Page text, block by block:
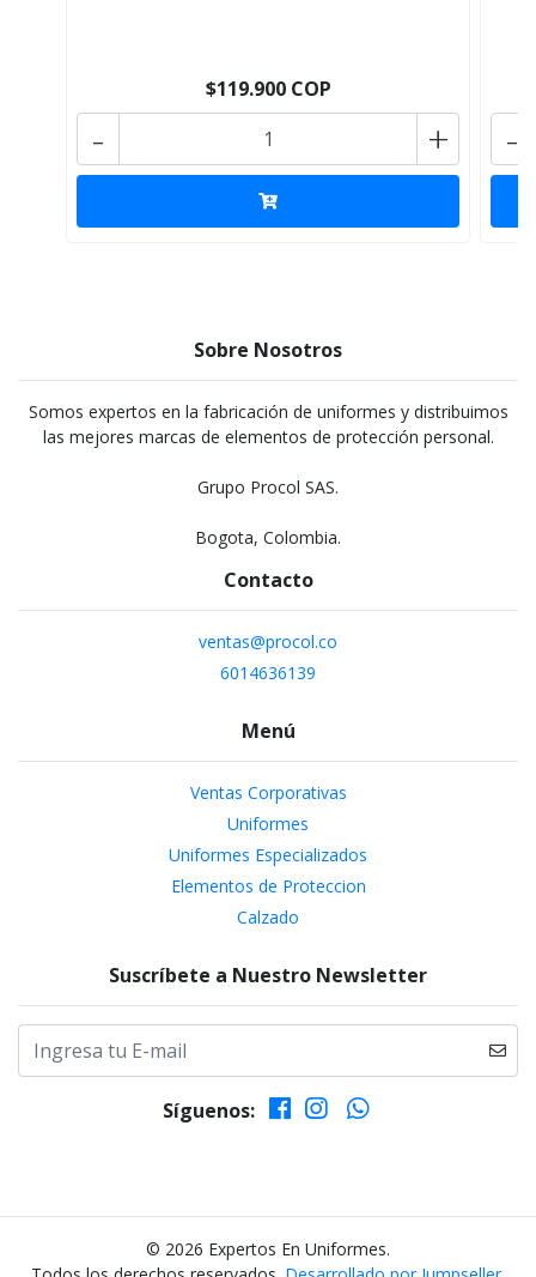
$119.900 COP
+
- -
Sobre Nosotros
Somos expertos en la fabricación de uniformes y distribuimos
las mejores marcas de elementos de protección personal.
Grupo Procol SAS.
Bogota, Colombia.
Contacto
ventas@procol.co
6014636139
Menú
Ventas Corporativas
Uniformes
Uniformes Especializados
Elementos de Proteccion
Calzado
Suscríbete a Nuestro Newsletter
Síguenos:
© 2026 Expertos En Uniformes.